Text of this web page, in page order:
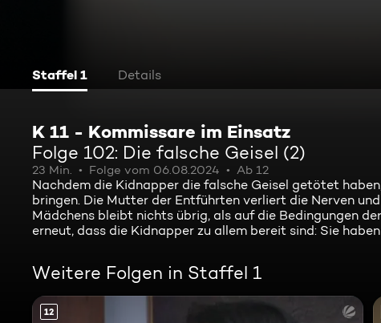
Staffel 1 Details
K 11 - Kommissare im Einsatz
Folge 102: Die falsche Geisel (2)
23 Min. Folge vom 06.08.2024 Ab 12
Nachdem die Kidnapper die falsche Geisel getötet
bringen. Die Mutter der Entführten verliert die Nerven
Mädchens bleibt nichts übrig, als auf die Bedingungen
erneut, dass die Kidnapper zu allem bereit sind: Sie
Weitere Folgen in Staffel 1
12